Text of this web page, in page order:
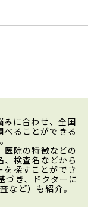
みに合わせ、全国
ることができる
医院の特徴などの
検査名などから
を探すことができ
づき、ドクターに
など）も紹介。